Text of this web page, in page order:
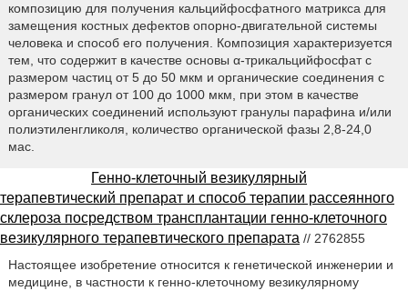
композицию для получения кальцийфосфатного матрикса для
замещения костных дефектов опорно-двигательной системы
человека и способ его получения. Композиция характеризуется
тем, что содержит в качестве основы α-трикальцийфосфат с
размером частиц от 5 до 50 мкм и органические соединения с
размером гранул от 100 до 1000 мкм, при этом в качестве
органических соединений используют гранулы парафина и/или
полиэтиленгликоля, количество органической фазы 2,8-24,0
мас.
Генно-клеточный везикулярный
терапевтический препарат и способ терапии рассеянного
склероза посредством трансплантации генно-клеточного
везикулярного терапевтического препарата // 2762855
Настоящее изобретение относится к генетической инженерии и
медицине, в частности к генно-клеточному везикулярному